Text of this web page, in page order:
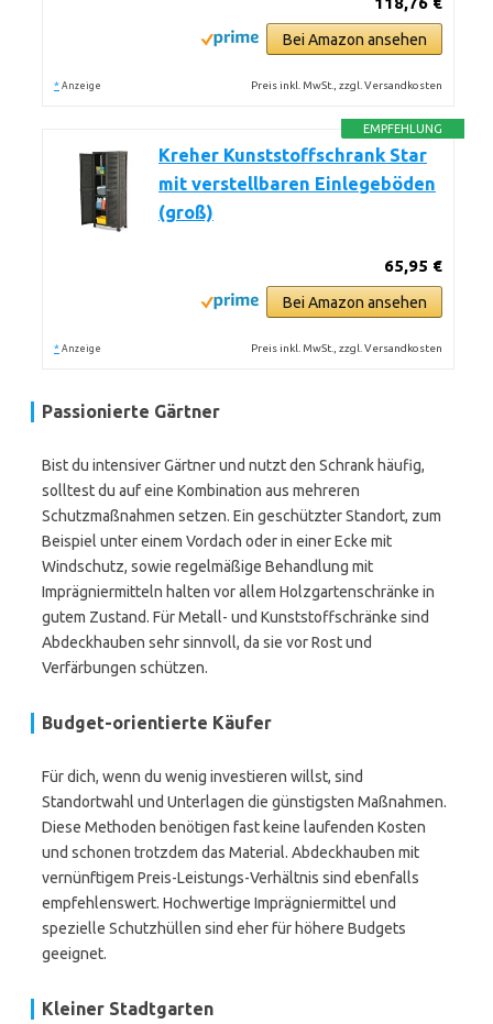
Bei Amazon ansehen
* Anzeige Preis inkl. MwSt., zzgl. Versandkosten
EMPFEHLUNG
Kreher Kunststoffschrank Star
mit verstellbaren Einlegeböden
(groß)
65,95 €
Bei Amazon ansehen
* Anzeige Preis inkl. MwSt., zzgl. Versandkosten
Passionierte Gärtner
Bist du intensiver Gärtner und nutzt den Schrank häufig,
solltest du auf eine Kombination aus mehreren
Schutzmaßnahmen setzen. Ein geschützter Standort, zum
Beispiel unter einem Vordach oder in einer Ecke mit
Windschutz, sowie regelmäßige Behandlung mit
Imprägniermitteln halten vor allem Holzgartenschränke in
gutem Zustand. Für Metall- und Kunststoffschränke sind
Abdeckhauben sehr sinnvoll, da sie vor Rost und
Verfärbungen schützen.
Budget-orientierte Käufer
Für dich, wenn du wenig investieren willst, sind
Standortwahl und Unterlagen die günstigsten Maßnahmen.
Diese Methoden benötigen fast keine laufenden Kosten
und schonen trotzdem das Material. Abdeckhauben mit
vernünftigem Preis-Leistungs-Verhältnis sind ebenfalls
empfehlenswert. Hochwertige Imprägniermittel und
spezielle Schutzhüllen sind eher für höhere Budgets
geeignet.
Kleiner Stadtgarten